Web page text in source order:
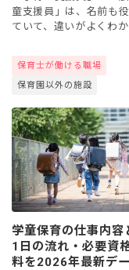
童支援員」は、名前も
ていて、違いがよくわ
講して取得できる点は共
いますが、働ける場所や
保育士が働ける職場
保育園以外の施設
学童保育の仕事内容
1日の流れ・必要資
料を2026年最新デ